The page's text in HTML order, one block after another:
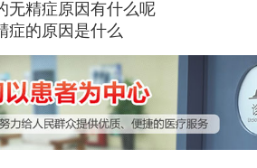
无精症原因有什么呢
症的原因是什么